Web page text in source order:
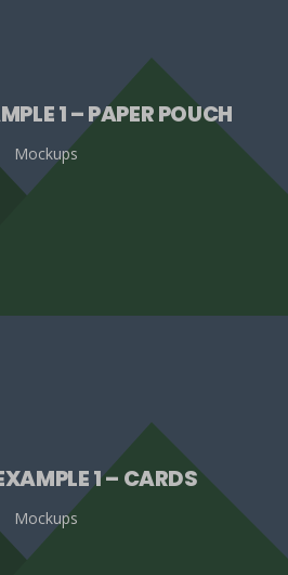
1 – PAPER POUCH
Mockups
1 – CARDS
Mockups